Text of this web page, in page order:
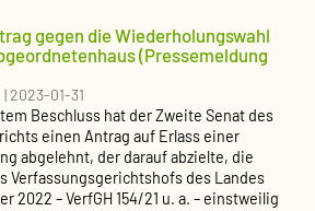
gegen die Wiederholungswahl
(Pressemeldung
|2023-01-31
Beschluss hat der Zweite Senat des
einen Antrag auf Erlass einer
abgelehnt, der darauf abzielte, die
Verfassungsgerichtshofs des Landes
2022 – VerfGH 154/21 u. a. – einstweilig